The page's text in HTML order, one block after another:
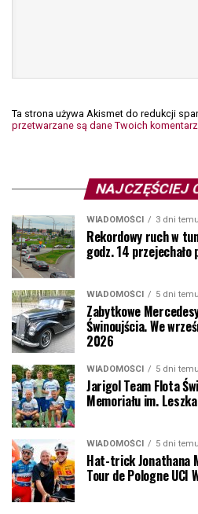
Ta strona używa Akismet do redukcji
przetwarzane są dane Twoich
NAJCZĘŚCIEJ
WIADOMOŚCI 3 dni temu
Rekordowy ruch w
godz. 14 przejechało
WIADOMOŚCI 5 dni temu
Zabytkowe
Świnoujścia. We
2026
WIADOMOŚCI 5 dni temu
Jarigol Team Flota
Memoriału im.
WIADOMOŚCI 5 dni temu
Hat-trick Jonathana
Tour de Pologne UCI